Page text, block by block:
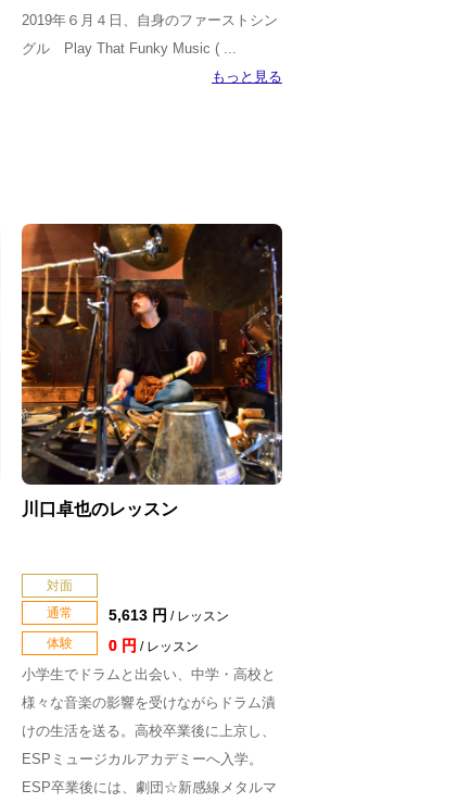
2019年６月４日、自身のファーストシン
グル Play That Funky Music ( ...
もっと見る
川口卓也のレッスン
対面
通常
5,613 円 / レッスン
体験
0 円 / レッスン
小学生でドラムと出会い、中学・高校と
様々な音楽の影響を受けながらドラム漬
けの生活を送る。高校卒業後に上京し、
ESPミュージカルアカデミーへ入学。
ESP卒業後には、劇団☆新感線メタルマ